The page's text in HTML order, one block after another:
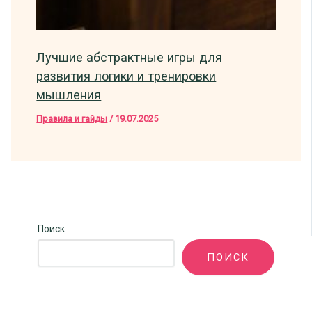
Лучшие абстрактные игры для
развития логики и тренировки
мышления
Правила и гайды / 19.07.2025
Поиск
ПОИСК